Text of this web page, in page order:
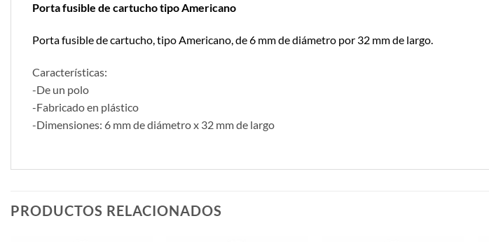
Porta fusible de cartucho tipo Americano
Porta fusible de cartucho, tipo Americano, de 6 mm de diámetro por 32 mm de largo.
Características:
-De un polo
-Fabricado en plástico
-Dimensiones: 6 mm de diámetro x 32 mm de largo
PRODUCTOS RELACIONADOS